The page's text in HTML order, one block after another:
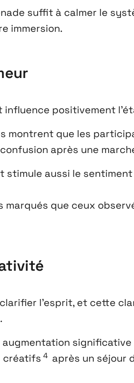
suffit à calmer le
immersion.
positivement
montrent que les
après une
stimule aussi le
que ceux
l’esprit, et cette
augmentation
créatifs 4 après un séjour